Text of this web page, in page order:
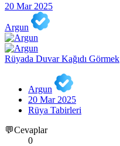
20 Mar 2025
Argun
Rüyada Duvar Kağıdı Görmek
Argun
20 Mar 2025
Rüya Tabirleri
💬Cevaplar
0